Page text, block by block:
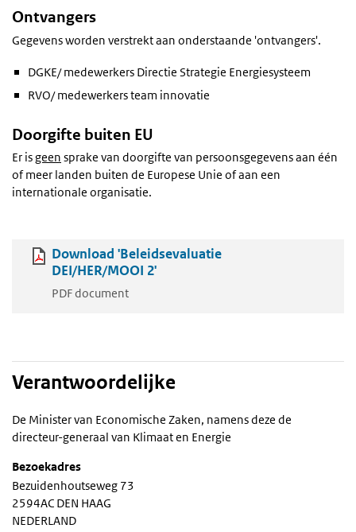
Ontvangers
Gegevens worden verstrekt aan onderstaande 'ontvangers'.
DGKE/ medewerkers Directie Strategie Energiesysteem
RVO/ medewerkers team innovatie
Doorgifte buiten EU
Er isgeen sprake van doorgifte van persoonsgegevens aan één
of meer landen buiten de Europese Unie of aan een
internationale organisatie.
Download 'Beleidsevaluatie
DEI/HER/MOOI 2'
PDF document
Verantwoordelijke
De Minister van Economische Zaken, namens deze de
directeur-generaal van Klimaat en Energie
Bezoekadres
Bezuidenhoutseweg 73
2594AC DEN HAAG
NEDERLAND